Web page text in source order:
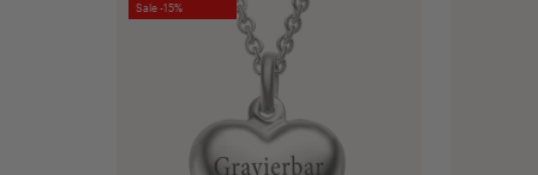
Sale -15%